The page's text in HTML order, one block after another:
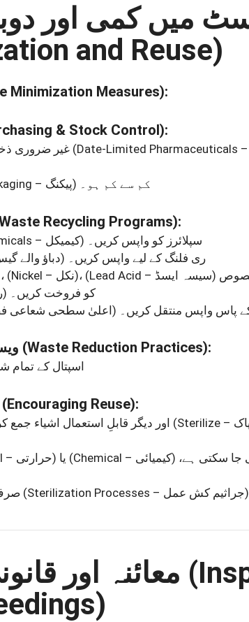
ویسٹ میں کمی اور
and Reuse)
Minimization Measures):
& Stock Control):
(Packaging – پیکنگ) کم سے کم ہو۔
Recycling Programs):
(Chemicals – کیمیکل)
سپلائرز کو واپس کریں۔
(Pressurized Gas Cylinders – دباؤ والے گیس سلنڈر)
ری فلنگ کے لیے واپس کریں۔
، (Nickel – نکل)، (Lead Acid – سیسہ ایسڈ)
(Recyclers – ری سائیکل کرنے والے اداروں)
کو فروخت کریں۔
(High-Level Radioactive Waste – اعلیٰ سطحی شعاعی فضلہ) پاس واپس منتقل کریں۔
(Waste Reduction Practices):
• اسپتال کے
(Encouraging Reuse):
(Thermal – حرارتی) (Chemical – کیمیائی)
(Sterilization Processes – جراثیم کش عمل)